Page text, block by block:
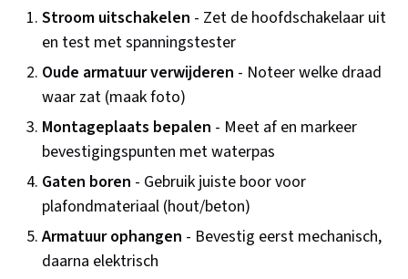
Stroom uitschakelen - Zet de hoofdschakelaar uit
en test met spanningstester
Oude armatuur verwijderen - Noteer welke draad
waar zat (maak foto)
Montageplaats bepalen - Meet af en markeer
bevestigingspunten met waterpas
Gaten boren - Gebruik juiste boor voor
plafondmateriaal (hout/beton)
Armatuur ophangen - Bevestig eerst mechanisch,
daarna elektrisch